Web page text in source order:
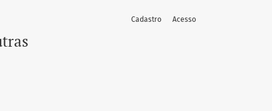
Cadastro Acesso